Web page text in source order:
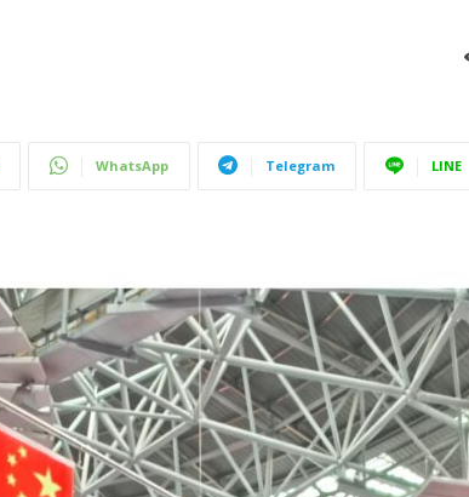
WhatsApp Telegram LINE